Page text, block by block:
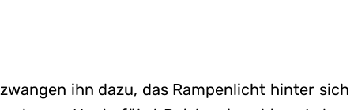
zwangen ihn dazu, das Rampenlicht hinter sich